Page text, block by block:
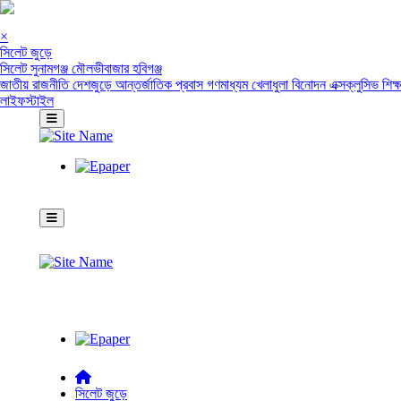
×
সিলেট জুড়ে
সিলেটসুনামগঞ্জ মৌলভীবাজারহবিগঞ্জ
জাতীয় রাজনীতিদেশজুড়ে আন্তর্জাতিক প্রবাসগণমাধ্যমখেলাধুলা বিনোদনএক্সক্লুসিভ
লাইফস্টাইল
সিলেট জুড়ে